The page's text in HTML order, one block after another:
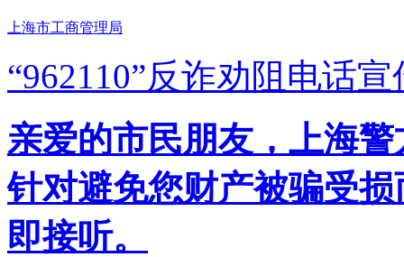
上海市工商管理局
“962110”反诈劝阻电话宣
亲爱的市民朋友，上海
针对避免您财产被骗受
即接听。